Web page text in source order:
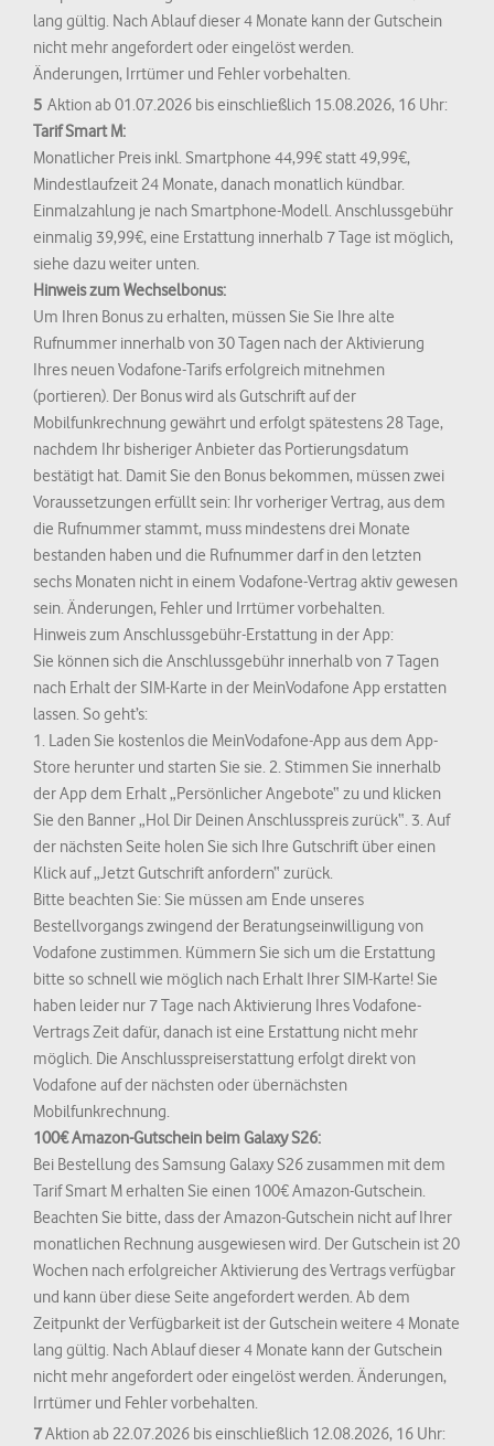
lang gültig. Nach Ablauf dieser 4 Monate kann der Gutschein
nicht mehr angefordert oder eingelöst werden.
Änderungen, Irrtümer und Fehler vorbehalten.
5 Aktion ab 01.07.2026 bis einschließlich 15.08.2026, 16 Uhr:
Tarif Smart M:
Monatlicher Preis inkl. Smartphone 44,99€ statt 49,99€,
Mindestlaufzeit 24 Monate, danach monatlich kündbar.
Einmalzahlung je nach Smartphone-Modell. Anschlussgebühr
einmalig 39,99€, eine Erstattung innerhalb 7 Tage ist möglich,
siehe dazu weiter unten.
Hinweis zum Wechselbonus:
Um Ihren Bonus zu erhalten, müssen Sie Sie Ihre alte
Rufnummer innerhalb von 30 Tagen nach der Aktivierung
Ihres neuen Vodafone-Tarifs erfolgreich mitnehmen
(portieren). Der Bonus wird als Gutschrift auf der
Mobilfunkrechnung gewährt und erfolgt spätestens 28 Tage,
nachdem Ihr bisheriger Anbieter das Portierungsdatum
bestätigt hat. Damit Sie den Bonus bekommen, müssen zwei
Voraussetzungen erfüllt sein: Ihr vorheriger Vertrag, aus dem
die Rufnummer stammt, muss mindestens drei Monate
bestanden haben und die Rufnummer darf in den letzten
sechs Monaten nicht in einem Vodafone-Vertrag aktiv gewesen
sein. Änderungen, Fehler und Irrtümer vorbehalten.
Hinweis zum Anschlussgebühr-Erstattung in der App:
Sie können sich die Anschlussgebühr innerhalb von 7 Tagen
nach Erhalt der SIM-Karte in der MeinVodafone App erstatten
lassen. So geht’s:
1. Laden Sie kostenlos die MeinVodafone-App aus dem App-
Store herunter und starten Sie sie. 2. Stimmen Sie innerhalb
der App dem Erhalt „Persönlicher Angebote“ zu und klicken
Sie den Banner „Hol Dir Deinen Anschlusspreis zurück“. 3. Auf
der nächsten Seite holen Sie sich Ihre Gutschrift über einen
Klick auf „Jetzt Gutschrift anfordern“ zurück.
Bitte beachten Sie: Sie müssen am Ende unseres
Bestellvorgangs zwingend der Beratungseinwilligung von
Vodafone zustimmen. Kümmern Sie sich um die Erstattung
bitte so schnell wie möglich nach Erhalt Ihrer SIM-Karte! Sie
haben leider nur 7 Tage nach Aktivierung Ihres Vodafone-
Vertrags Zeit dafür, danach ist eine Erstattung nicht mehr
möglich. Die Anschlusspreiserstattung erfolgt direkt von
Vodafone auf der nächsten oder übernächsten
Mobilfunkrechnung.
100€ Amazon-Gutschein beim Galaxy S26:
Bei Bestellung des Samsung Galaxy S26 zusammen mit dem
Tarif Smart M erhalten Sie einen 100€ Amazon-Gutschein.
Beachten Sie bitte, dass der Amazon-Gutschein nicht auf Ihrer
monatlichen Rechnung ausgewiesen wird. Der Gutschein ist 20
Wochen nach erfolgreicher Aktivierung des Vertrags verfügbar
und kann über diese Seite angefordert werden. Ab dem
Zeitpunkt der Verfügbarkeit ist der Gutschein weitere 4 Monate
lang gültig. Nach Ablauf dieser 4 Monate kann der Gutschein
nicht mehr angefordert oder eingelöst werden. Änderungen,
Irrtümer und Fehler vorbehalten.
7Aktion ab 22.07.2026 bis einschließlich 12.08.2026, 16 Uhr: